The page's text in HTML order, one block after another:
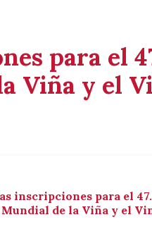
para el
Viña y el
inscripciones para el
Mundial de la Viña y el